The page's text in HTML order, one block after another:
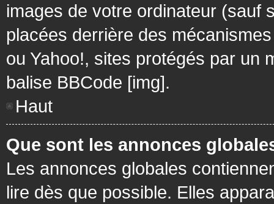
images de votre ordinateur (sauf
placées derrière des
ou Yahoo!, sites protégés par un
balise BBCode [img].
Haut
Que sont les annonces
Les annonces globales
lire dès que possible. Elles